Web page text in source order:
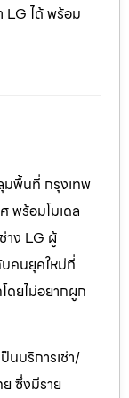
LG ได้ พร้อม
พื้นที่ กรุงเทพ
พร้อมโมเดล
าง LG ผู้
คนยุคใหม่ที่
ดยไม่อยากผูก
นบริการเช่า/
ซึ่งมีราย